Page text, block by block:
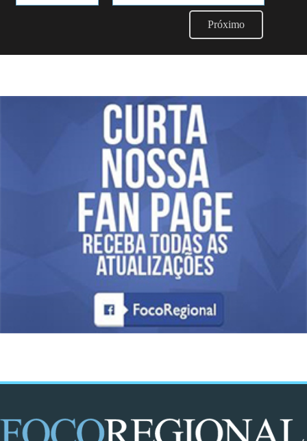
Próximo